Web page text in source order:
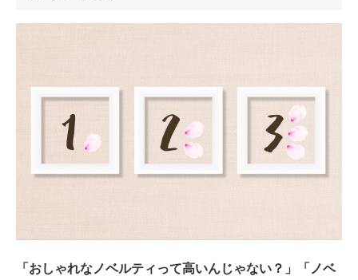
「おしゃれなノベルティって高いんじゃない？」「ノベ